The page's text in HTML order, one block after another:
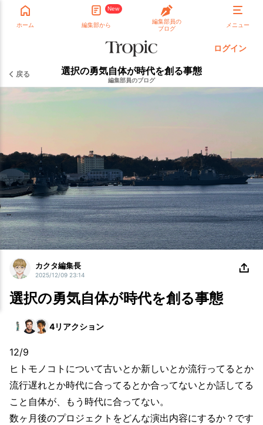
ホーム
New
編集部から
編集部員の
ブログ
メニュー
ログイン
戻る 選択の勇気自体が時代を創る事態
編集部員のブログ
カクタ編集長
2025/12/09 23:14
選択の勇気自体が時代を創る事態
4リアクション
12/9
ヒトモノコトについて古いとか新しいとか流行ってるとか
流行遅れとか時代に合ってるとか合ってないとか話してる
こと自体が、もう時代に合ってない。
数ヶ月後のプロジェクトをどんな演出内容にするか？です